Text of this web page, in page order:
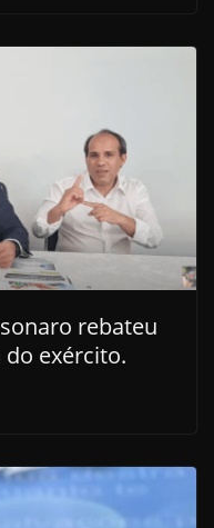
rebateu
exército.